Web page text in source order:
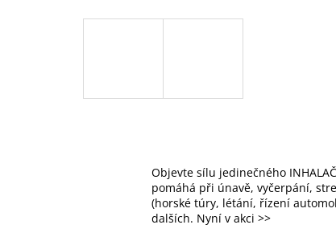
Objevte sílu jedinečného
pomáhá při únavě, vyčerpání,
(horské túry, létání, řízení
dalších. Nyní v akci >>